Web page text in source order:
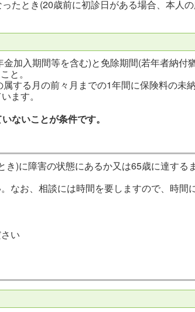
たとき(20歳前に初診日がある場合、本人
加入期間等を含む)と免除期間(若年者納付
と。
する月の前々月までの1年間に保険料の未
ます。
ないことが条件です。
)に障害の状態にあるか又は65歳に達する
なお、相談には時間を要しますので、時間
い